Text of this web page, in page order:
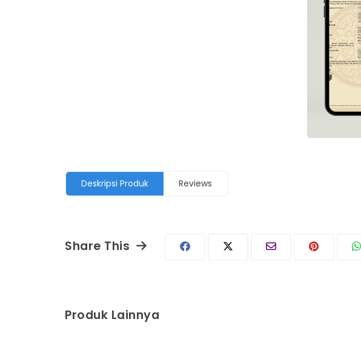
Deskripsi Produk Reviews
Share This
Produk Lainnya